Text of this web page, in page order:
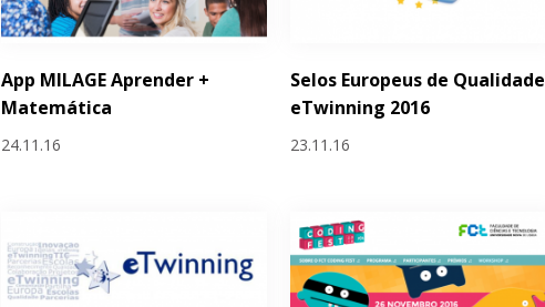
App MILAGE Aprender +
Matemática
24.11.16
Selos Europeus de Qualidade
eTwinning 2016
23.11.16